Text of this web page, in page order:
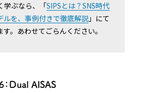
学ぶなら、「SIPSとは？SNS時代
ルを、事例付きで徹底解説 」にて
。あわせてごらんください。
：Dual AISAS